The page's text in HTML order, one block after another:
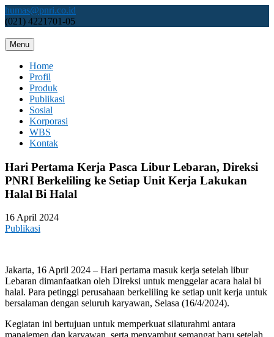
Skip
to
humas@pnri.co.id
(021) 4221701-05
Perum PNRI
Menu
Home
Profil
Produk
Publikasi
Sosial
Korporasi
WBS
Kontak
Hari Pertama Kerja Pasca Libur Lebaran, Direksi
PNRI Berkeliling ke Setiap Unit Kerja Lakukan
Halal Bi Halal
16 April 2024
Publikasi
Jakarta, 16 April 2024 – Hari pertama masuk kerja setelah libur
Lebaran dimanfaatkan oleh Direksi untuk menggelar acara halal bi
halal. Para petinggi perusahaan berkeliling ke setiap unit kerja untuk
bersalaman dengan seluruh karyawan, Selasa (16/4/2024).
Kegiatan ini bertujuan untuk memperkuat silaturahmi antara